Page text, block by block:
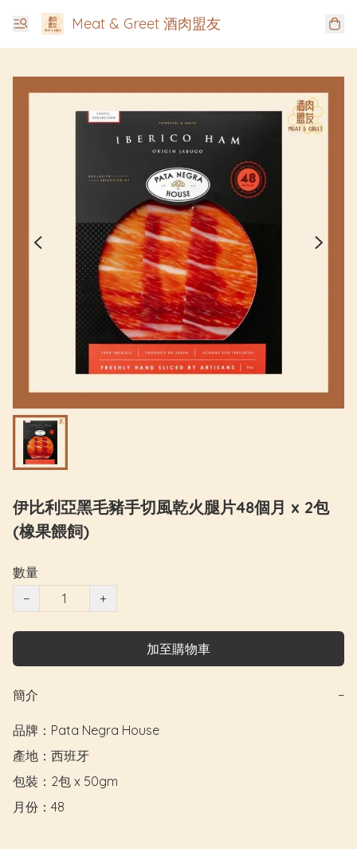
Meat & Greet 酒肉盟友
伊比利亞黑毛豬手切風乾火腿片48個月 x 2包
(橡果餵飼)
數量
−
+
加至購物車
簡介 −
品牌：Pata Negra House
產地：西班牙
包裝：2包 x 50gm
月份：48